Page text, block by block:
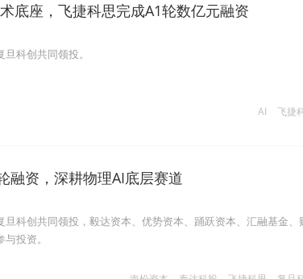
底座，飞捷科思完成A1轮数亿元融资
科创共同领投。
AI 飞捷
融资，深耕物理AI底层赛道
科创共同领投，毅达资本、优势资本、踊跃资本、汇融基金、
投资。